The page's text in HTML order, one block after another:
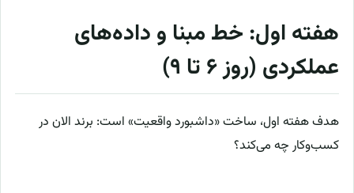
هفته اول: خط مبنا و داده‌های
عملکردی (روز ۶ تا ۹)
هدف هفته اول، ساخت «داشبورد واقعیت» است: برند الان در
کسب‌وکار چه می‌کند؟